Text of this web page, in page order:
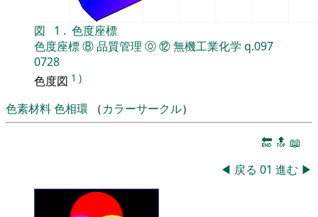
図 1 . 色度座標
色度座標⑧品質管理 ⓪⑫無機工業化学 q.097
0728
色度図 1 )
色素材料色相環 （カラーサークル）
🔚 🔝 📖
◀ 戻る 01 進む ▶